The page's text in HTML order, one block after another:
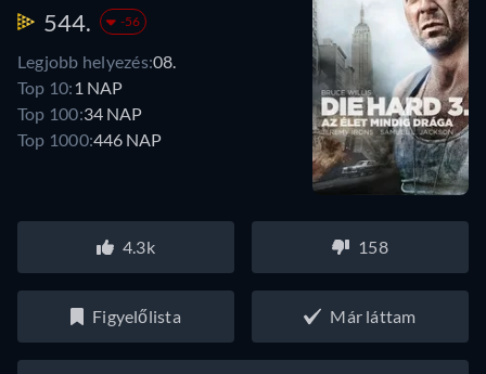
544. -56
Legjobb helyezés:08.
Top 10: 1 NAP
Top 100:34 NAP
Top 1000:446 NAP
4.3k 158
Figyelőlista Már láttam